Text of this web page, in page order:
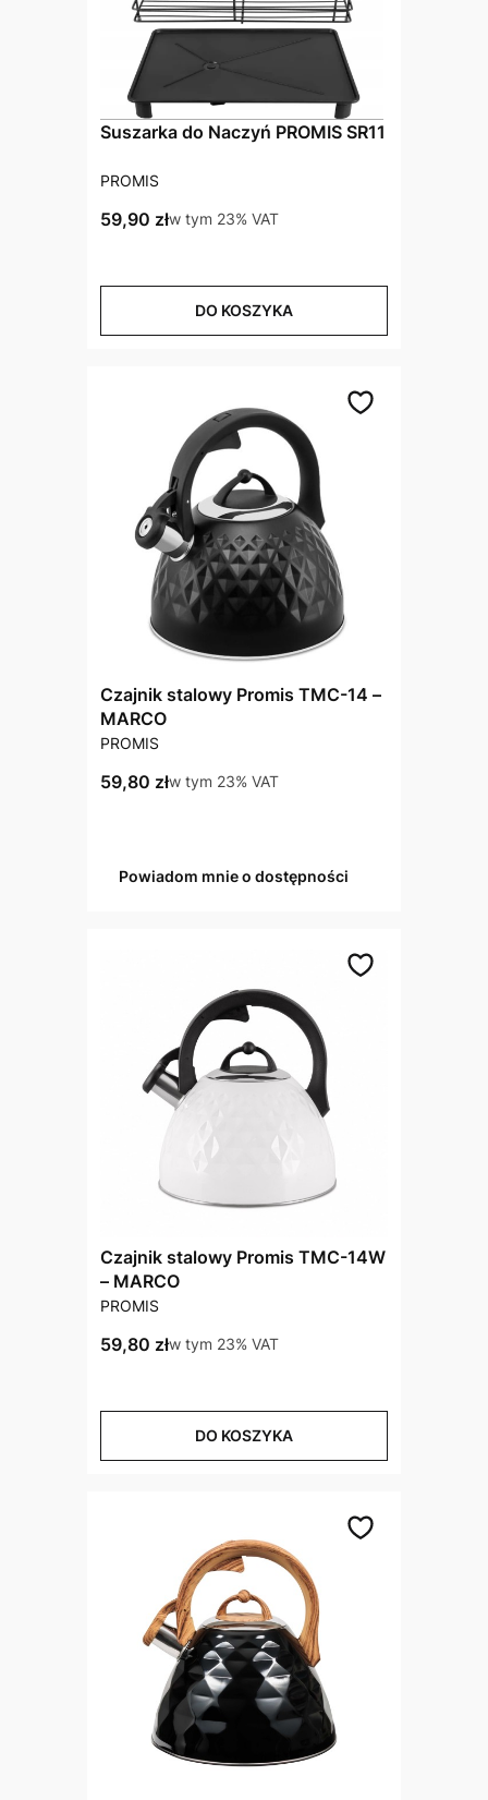
Suszarka do Naczyń PROMIS SR11
PRODUCENT
PROMIS
Cena brutto
59,90 złw tym %s VAT
w tym 23% VAT
DO KOSZYKA
Czajnik stalowy Promis TMC-14 –
MARCO
PRODUCENT
PROMIS
Cena brutto
59,80 złw tym %s VAT
w tym 23% VAT
Powiadom mnie o dostępności
Czajnik stalowy Promis TMC-14W
– MARCO
PRODUCENT
PROMIS
Cena brutto
59,80 złw tym %s VAT
w tym 23% VAT
DO KOSZYKA